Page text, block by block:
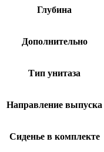
Глубина
Дополнительно
Тип унитаза
Направление выпуска
Сиденье в комплекте